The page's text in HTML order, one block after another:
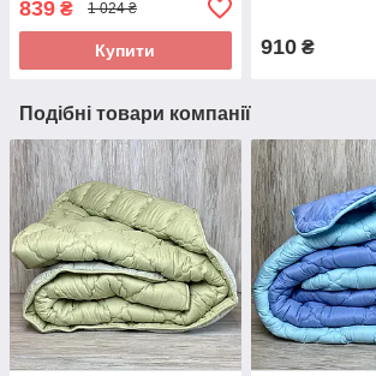
839 ₴ 1 024 ₴
Купити 910₴
Подібні товари компанії